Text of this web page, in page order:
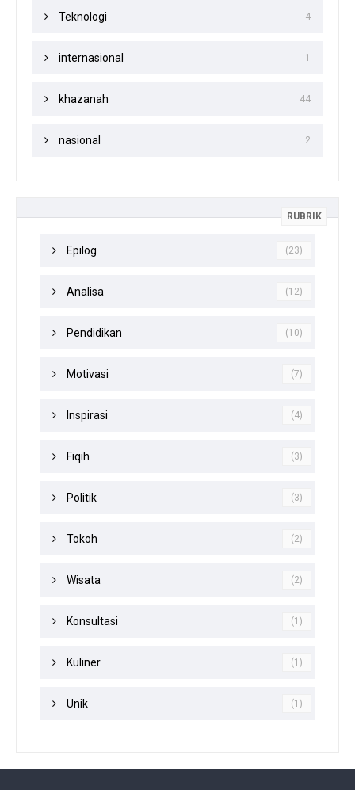
Teknologi 4
internasional 1
khazanah 44
nasional 2
RUBRIK
Epilog (23)
Analisa (12)
Pendidikan (10)
Motivasi (7)
Inspirasi (4)
Fiqih (3)
Politik (3)
Tokoh (2)
Wisata (2)
Konsultasi (1)
Kuliner (1)
Unik (1)